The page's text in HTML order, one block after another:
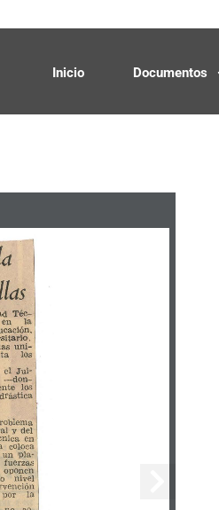
Inicio Documentos